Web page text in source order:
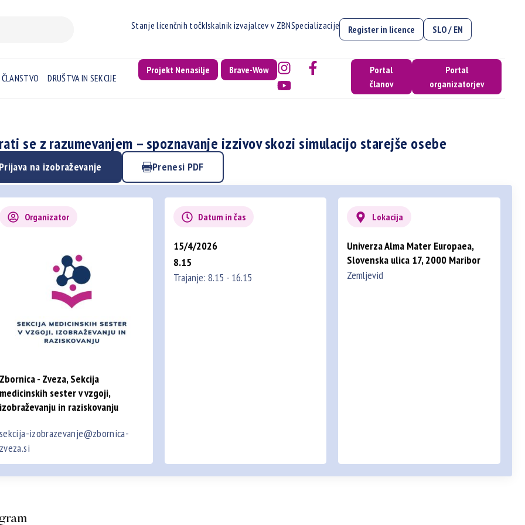
Stanje licenčnih točkIskalnik izvajalcev v ZBNSpecializacije Register in licence SLO / EN
ČLANSTVO DRUŠTVA IN SEKCIJE
Projekt Nenasilje Brave-Wow
Portal
članov
Portal
organizatorjev
se z razumevanjem – spoznavanje izzivov skozi simulacijo starejše osebe
na izobraževanje Prenesi PDF
Organizator
Zbornica - Zveza, Sekcija
medicinskih sester v vzgoji,
izobraževanju in raziskovanju
sekcija-izobrazevanje@zbornica-
zveza.si
Datum in čas
15/4/2026
8.15
Trajanje: 8.15 - 16.15
Lokacija
Univerza Alma Mater Europaea,
Slovenska ulica 17, 2000 Maribor
Zemljevid